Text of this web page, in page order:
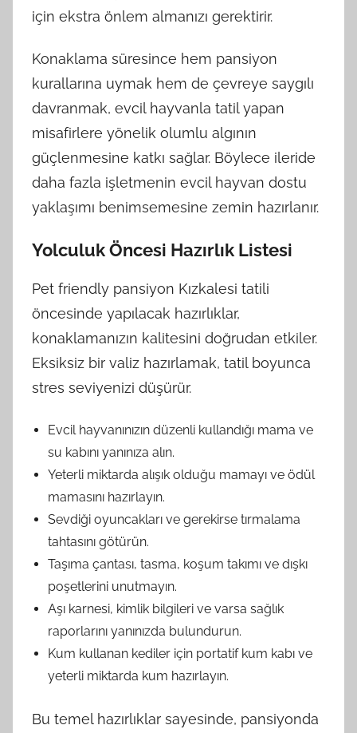
için ekstra önlem almanızı gerektirir.
Konaklama süresince hem pansiyon
kurallarına uymak hem de çevreye saygılı
davranmak, evcil hayvanla tatil yapan
misafirlere yönelik olumlu algının
güçlenmesine katkı sağlar. Böylece ileride
daha fazla işletmenin evcil hayvan dostu
yaklaşımı benimsemesine zemin hazırlanır.
Yolculuk Öncesi Hazırlık Listesi
Pet friendly pansiyon Kızkalesi tatili
öncesinde yapılacak hazırlıklar,
konaklamanızın kalitesini doğrudan etkiler.
Eksiksiz bir valiz hazırlamak, tatil boyunca
stres seviyenizi düşürür.
Evcil hayvanınızın düzenli kullandığı mama ve
su kabını yanınıza alın.
Yeterli miktarda alışık olduğu mamayı ve ödül
mamasını hazırlayın.
Sevdiği oyuncakları ve gerekirse tırmalama
tahtasını götürün.
Taşıma çantası, tasma, koşum takımı ve dışkı
poşetlerini unutmayın.
Aşı karnesi, kimlik bilgileri ve varsa sağlık
raporlarını yanınızda bulundurun.
Kum kullanan kediler için portatif kum kabı ve
yeterli miktarda kum hazırlayın.
Bu temel hazırlıklar sayesinde, pansiyonda